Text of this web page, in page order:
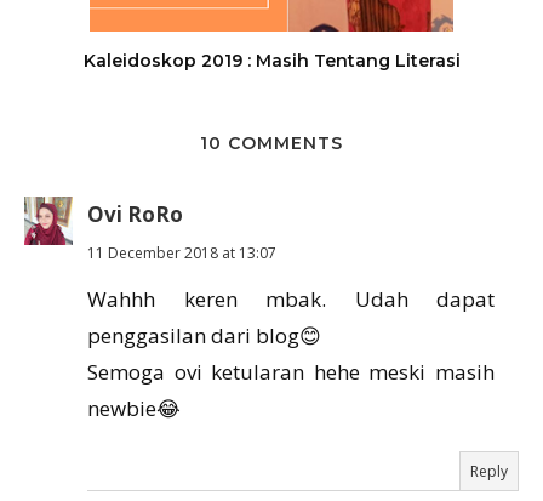
Kaleidoskop 2019 : Masih Tentang Literasi
10 COMMENTS
Ovi RoRo
11 December 2018 at 13:07
Wahhh keren mbak. Udah dapat
penggasilan dari blog😊
Semoga ovi ketularan hehe meski masih
newbie😂
Reply